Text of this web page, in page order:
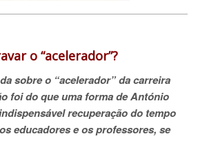
o “acelerador”?
sobre o “acelerador” da carreira
foi do que uma forma de António
recuperação do tempo
educadores e os professores, se